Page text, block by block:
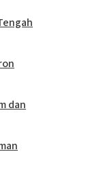
dan